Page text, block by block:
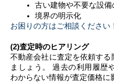
古い建物や不要な設備
境界の明示化
お困りの方はご相談ください
(2)査定時のヒアリング
不動産会社に査定を依頼する
ましょう。 過去の利用履歴
わからない情報が査定価格に